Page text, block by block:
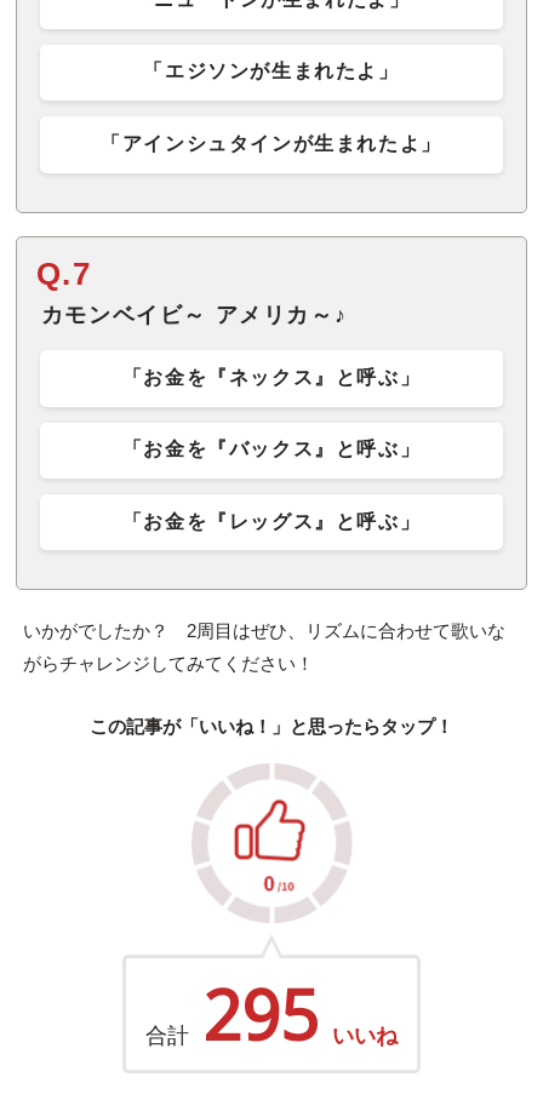
「エジソンが生まれたよ」
「アインシュタインが生まれたよ」
Q.7
カモンベイビ～ アメリカ～♪
「お金を『ネックス』と呼ぶ」
「お金を『バックス』と呼ぶ」
「お金を『レッグス』と呼ぶ」
いかがでしたか？ 2周目はぜひ、リズムに合わせて歌いな
がらチャレンジしてみてください！
この記事が「いいね！」と思ったらタップ！
合計 295 いいね